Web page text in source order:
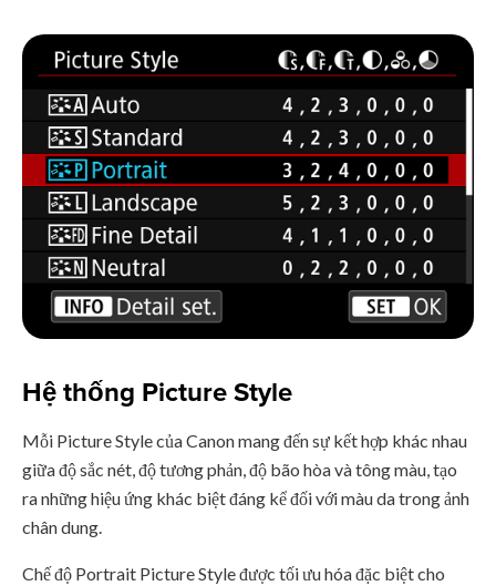
Hệ thống Picture Style
Mỗi Picture Style của Canon mang đến sự kết hợp khác nhau
giữa độ sắc nét, độ tương phản, độ bão hòa và tông màu, tạo
ra những hiệu ứng khác biệt đáng kể đối với màu da trong ảnh
chân dung.
Chế độ Portrait Picture Style được tối ưu hóa đặc biệt cho